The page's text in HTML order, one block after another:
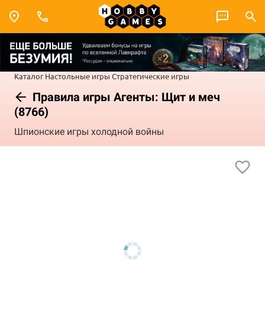
Каталог Настольные игры Стратегические игры
Правила игры Агенты: Щит и меч
(8766)
Шпионские игры холодной войны